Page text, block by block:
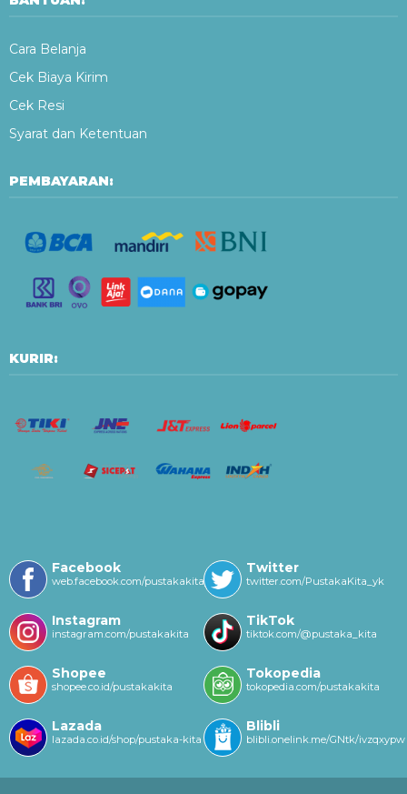
Cara Belanja
Cek Biaya Kirim
Cek Resi
Syarat dan Ketentuan
PEMBAYARAN:
KURIR:
Facebook
web.facebook.com/pustakakitayk/
Twitter
twitter.com/PustakaKita_yk
Instagram
instagram.com/pustakakita
TikTok
tiktok.com/@pustaka_kita
Shopee
shopee.co.id/pustakakita
Tokopedia
tokopedia.com/pustakakita
Lazada
lazada.co.id/shop/pustaka-kita
Blibli
blibli.onelink.me/GNtk/ivzqxypw